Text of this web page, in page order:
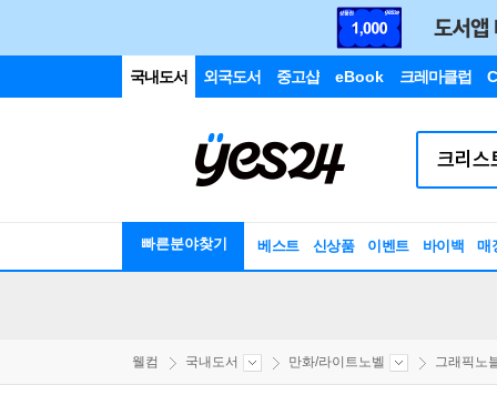
국내도서 외국도서 중고샵 eBook 크레마클럽
빠른분야찾기 베스트 신상품 이벤트 바이백 매
웰컴 국내도서 만화/라이트노벨 그래픽노